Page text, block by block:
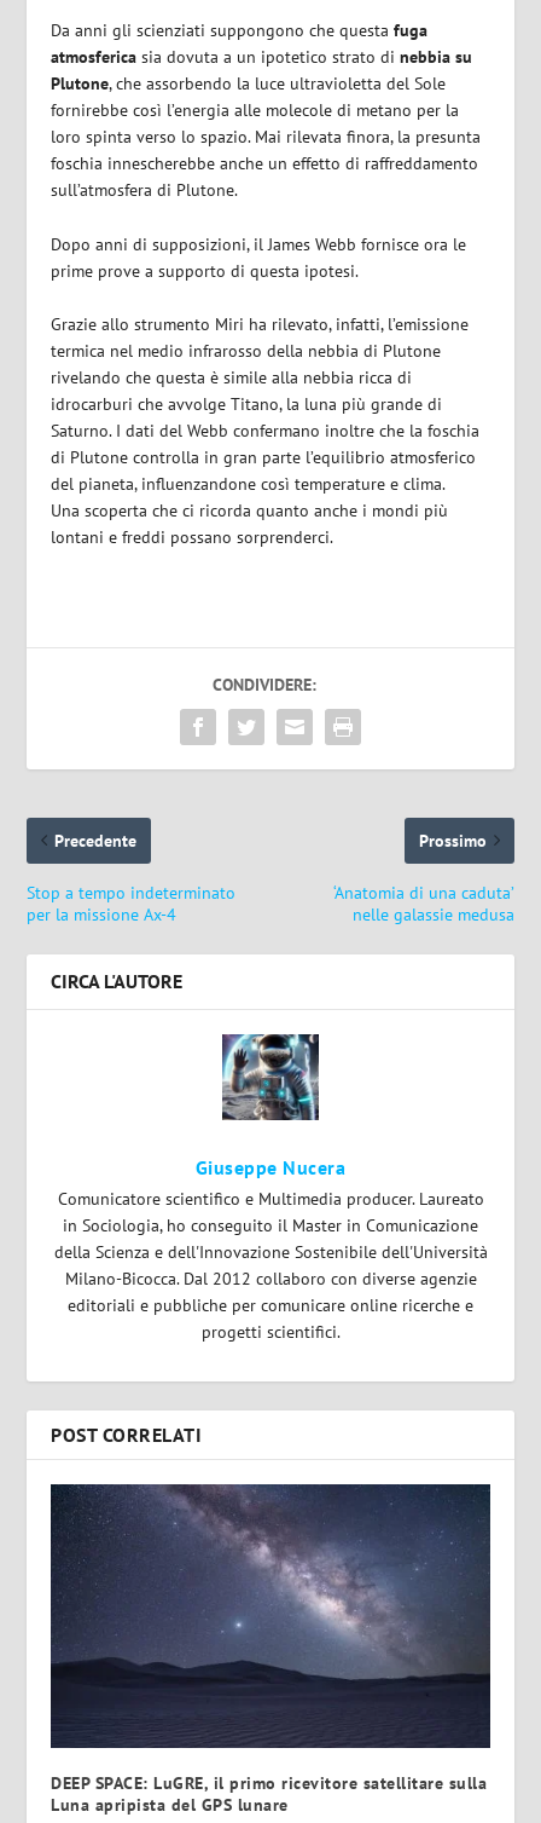
Da anni gli scienziati suppongono che questa fuga
atmosferica sia dovuta a un ipotetico strato dinebbia su
Plutone, che assorbendo la luce ultravioletta del Sole
fornirebbe così l’energia alle molecole di metano per la
loro spinta verso lo spazio. Mai rilevata finora, la presunta
foschia innescherebbe anche un effetto di raffreddamento
sull’atmosfera di Plutone.
Dopo anni di supposizioni, il James Webb fornisce ora le
prime prove a supporto di questa ipotesi.
Grazie allo strumento Miri ha rilevato, infatti, l’emissione
termica nel medio infrarosso della nebbia di Plutone
rivelando che questa è simile alla nebbia ricca di
idrocarburi che avvolge Titano, la luna più grande di
Saturno. I dati del Webb confermano inoltre che la foschia
di Plutone controlla in gran parte l’equilibrio atmosferico
del pianeta, influenzandone così temperature e clima.
Una scoperta che ci ricorda quanto anche i mondi più
lontani e freddi possano sorprenderci.
CONDIVIDERE:
Precedente
Stop a tempo indeterminato
per la missione Ax-4
Prossimo
‘Anatomia di una caduta’
nelle galassie medusa
CIRCA L'AUTORE
Giuseppe Nucera
Comunicatore scientifico e Multimedia producer. Laureato
in Sociologia, ho conseguito il Master in Comunicazione
della Scienza e dell'Innovazione Sostenibile dell'Università
Milano-Bicocca. Dal 2012 collaboro con diverse agenzie
editoriali e pubbliche per comunicare online ricerche e
progetti scientifici.
POST CORRELATI
DEEP SPACE: LuGRE, il primo ricevitore satellitare sulla
Luna apripista del GPS lunare